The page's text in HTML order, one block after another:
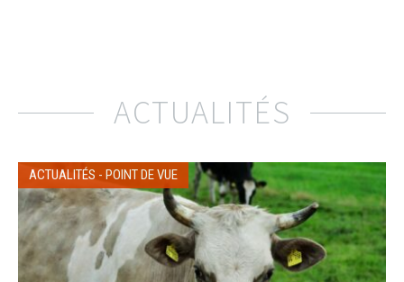
ACTUALITÉS
ACTUALITÉS - POINT DE VUE